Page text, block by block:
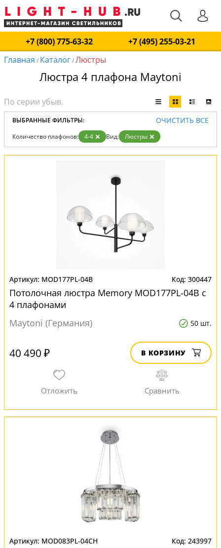
+7 (800) 775-63-32
+7 (495) 255-03-21
Главная / Каталог/Люстры
Люстра 4 плафона Maytoni
ВЫБРАННЫЕ ФИЛЬТРЫ: ОЧИСТИТЬ ВСЕ
Количество плафонов: 4-4 Вид: Люстры
MOD177PL-04B 300447
Потолочная люстра Memory MOD177PL-04B с
4 плафонами
Maytoni (Германия)
50 шт.
40 490 ₽ В КОРЗИНУ
MOD083PL-04CH 243997